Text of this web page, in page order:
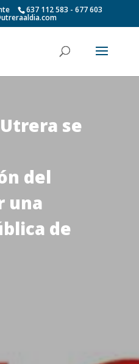
637 112 583 - 677 603
Utrera se
del
una
de